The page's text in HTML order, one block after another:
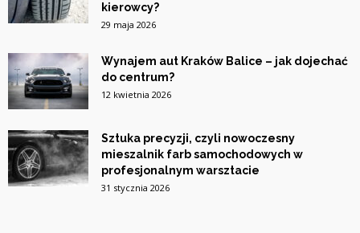
kierowcy?
29 maja 2026
Wynajem aut Kraków Balice – jak dojechać
do centrum?
12 kwietnia 2026
Sztuka precyzji, czyli nowoczesny
mieszalnik farb samochodowych w
profesjonalnym warsztacie
31 stycznia 2026